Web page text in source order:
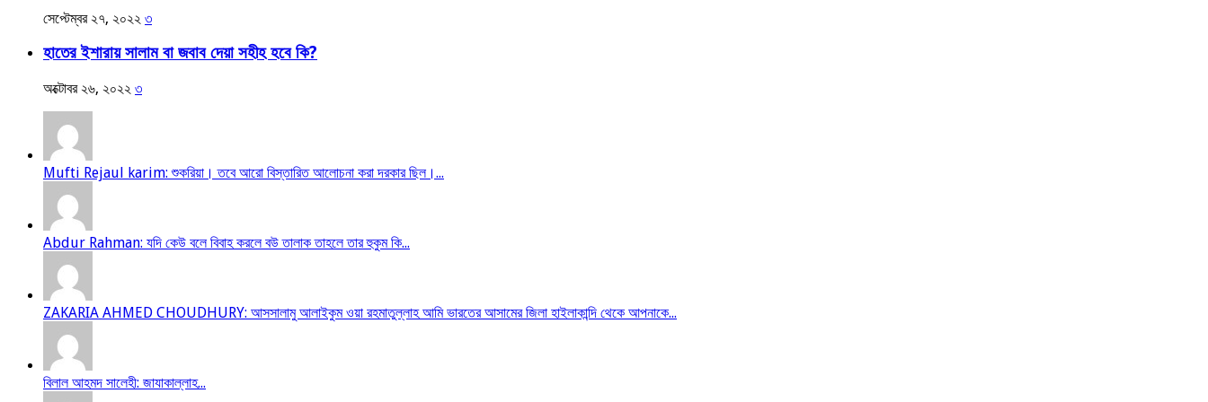
সেপ্টেম্বর ২৭, ২০২২ ৩
হাতের ইশারায় সালাম বা জবাব দেয়া সহীহ হবে কি?
অক্টোবর ২৬, ২০২২ ৩
Mufti Rejaul karim: শুকরিয়া। তবে আরো বিস্তারিত আলোচনা করা দরকার ছিল।...
Abdur Rahman: যদি কেউ বলে বিবাহ করলে বউ তালাক তাহলে তার হুকুম কি...
ZAKARIA AHMED CHOUDHURY: আসসালামু আলাইকুম ওয়া রহমাতুল্লাহ আমি ভারতের আসামের জিলা হাইলাকান্দি থেকে আপনাকে...
বিলাল আহমদ সালেহী: জাযাকাল্লাহ...